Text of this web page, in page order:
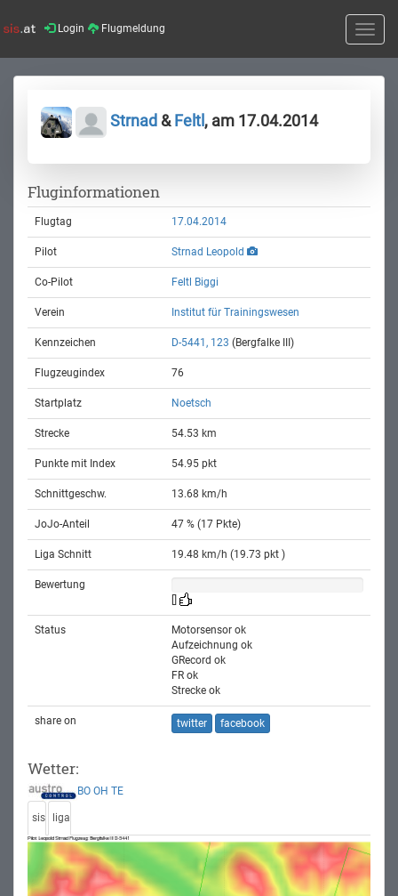
Login Flugmeldung
Toggle
Strnad &Feltl , am 17.04.2014
Fluginformationen
Flugtag 17.04.2014
Pilot Strnad Leopold
Co-Pilot Feltl Biggi
Verein Institut für Trainingswesen
Kennzeichen D-5441, 123 (Bergfalke III)
Flugzeugindex 76
Startplatz Noetsch
Strecke 54.53 km
Punkte mit Index 54.95 pkt
Schnittgeschw. 13.68 km/h
JoJo-Anteil 47 % (17 Pkte)
Liga Schnitt 19.48 km/h (19.73 pkt )
Bewertung
Status
Motorsensor ok
Aufzeichnung ok
GRecord ok
FR ok
Strecke ok
share on twitter facebook
Wetter:
BO OH TE
sis liga